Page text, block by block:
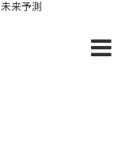
来予測